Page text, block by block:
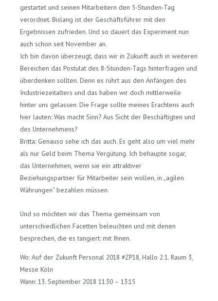
gestartet und seinen Mitarbeitern den 5-Stunden-Tag
verordnet. Bislang ist der Geschäftsführer mit den
Ergebnissen zufrieden. Und so dauert das Experiment nun
auch schon seit November an.
Ich bin davon überzeugt, dass wir in Zukunft auch in weiteren
Bereichen das Postulat des 8-Stunden-Tags hinterfragen und
überdenken sollten. Denn es rührt aus den Anfängen des
Industriezeitalters und das haben wir doch mittlerweile
hinter uns gelassen. Die Frage sollte meines Erachtens auch
hier lauten: Was macht Sinn? Aus Sicht der Beschäftigten und
des Unternehmens?
Britta: Genauso sehe ich das auch. Es geht also um viel mehr
als nur Geld beim Thema Vergütung. Ich behaupte sogar,
das Unternehmen, wenn sie ein attraktiver
Beziehungspartner für Mitarbeiter sein wollen, in „agilen
Währungen“ bezahlen müssen.
Und so möchten wir das Thema gemeinsam von
unterschiedlichen Facetten beleuchten und mit denen
besprechen, die es tangiert: mit Ihnen.
Wo: Auf der Zukunft Personal 2018 #ZP18, Hallo 2.1. Raum 3,
Messe Köln
Wann: 13. September 2018 11:30 – 13:15